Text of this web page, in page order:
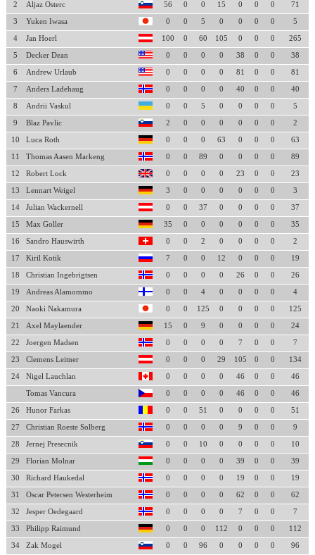
2 Aljaz Osterc 56 0 0 15 0 0 0 71
3 Yuken Iwasa 0 0 5 0 0 0 0 5
4 Jan Hoerl 100 0 60 105 0 0 0 265
5 Decker Dean 0 0 0 0 38 0 0 38
6 Andrew Urlaub 0 0 0 0 81 0 0 81
7 Anders Ladehaug 0 0 0 0 40 0 0 40
8 Andrii Vaskul 0 0 5 0 0 0 0 5
9 Blaz Pavlic 2 0 0 0 0 0 0 2
10 Luca Roth 0 0 0 63 0 0 0 63
11 Thomas Aasen Markeng 0 0 89 0 0 0 0 89
12 Robert Lock 0 0 0 0 23 0 0 23
13 Lennart Weigel 3 0 0 0 0 0 0 3
14 Julian Wackernell 0 0 37 0 0 0 0 37
15 Max Goller 35 0 0 0 0 0 0 35
16 Sandro Hauswirth 0 0 2 0 0 0 0 2
17 Kiril Kotik 7 0 0 12 0 0 0 19
18 Christian Ingebrigtsen 0 0 0 0 26 0 0 26
19 Andreas Alamommo 0 0 4 0 0 0 0 4
20 Naoki Nakamura 0 0 125 0 0 0 0 125
21 Axel Maylaender 15 0 9 0 0 0 0 24
22 Joergen Madsen 0 0 0 0 7 0 0 7
23 Clemens Leitner 0 0 0 29 105 0 0 134
24 Nigel Lauchlan 0 0 0 0 46 0 0 46
Tomas Vancura 0 0 0 0 46 0 0 46
26 Hunor Farkas 0 0 51 0 0 0 0 51
27 Christian Roeste Solberg 0 0 0 0 9 0 0 9
28 Jernej Presecnik 0 0 10 0 0 0 0 10
29 Florian Molnar 0 0 0 0 39 0 0 39
30 Richard Haukedal 0 0 0 0 19 0 0 19
31 Oscar Petersen Westerheim 0 0 0 0 62 0 0 62
32 Jesper Oedegaard 0 0 0 0 7 0 0 7
33 Philipp Raimund 0 0 0 112 0 0 0 112
34 Zak Mogel 0 0 96 0 0 0 0 96